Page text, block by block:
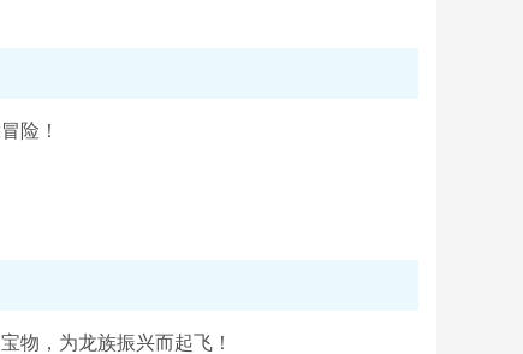
险！
物，为龙族振兴而起飞！